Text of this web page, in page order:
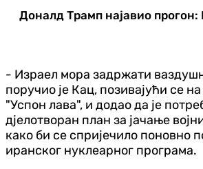
Доналд Трамп најавио прогон:
- Израел мора задржати
поручио је Кац, позивајући се
"Успон лава", и додао да је
дјелотворан план за јачање
како би се спријечило поновно
иранског нуклеарног програма.